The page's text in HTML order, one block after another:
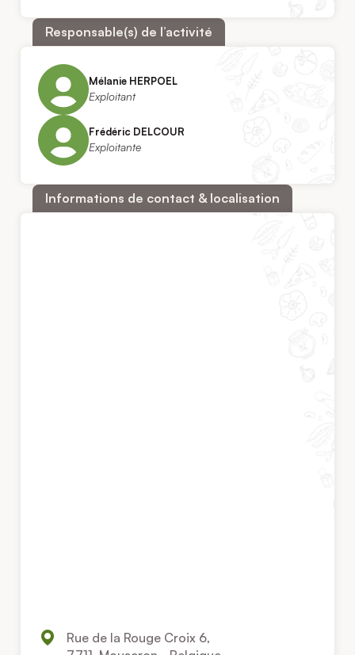
Responsable(s) de l’activité
Mélanie HERPOEL
Exploitant
Frédéric DELCOUR
Exploitante
Informations de contact & localisation
Rue de la Rouge Croix 6,